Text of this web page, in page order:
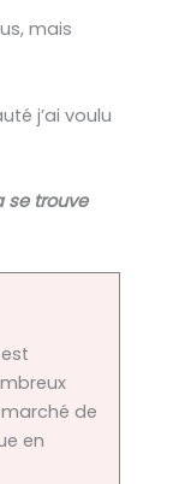
mais
j’ai voulu
se trouve
de
en